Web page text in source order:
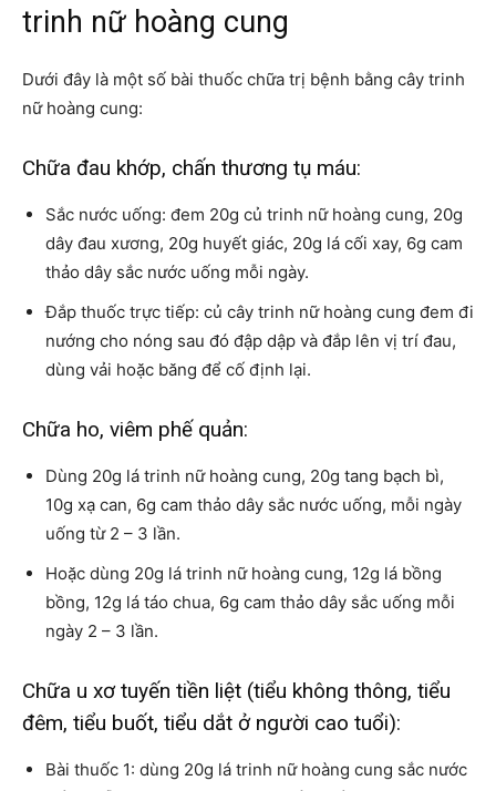
trinh nữ hoàng cung
Dưới đây là một số bài thuốc chữa trị bệnh bằng cây trinh
nữ hoàng cung:
Chữa đau khớp, chấn thương tụ máu:
Sắc nước uống: đem 20g củ trinh nữ hoàng cung, 20g
dây đau xương, 20g huyết giác, 20g lá cối xay, 6g cam
thảo dây sắc nước uống mỗi ngày.
Đắp thuốc trực tiếp: củ cây trinh nữ hoàng cung đem đi
nướng cho nóng sau đó đập dập và đắp lên vị trí đau,
dùng vải hoặc băng để cố định lại.
Chữa ho, viêm phế quản:
Dùng 20g lá trinh nữ hoàng cung, 20g tang bạch bì,
10g xạ can, 6g cam thảo dây sắc nước uống, mỗi ngày
uống từ 2 – 3 lần.
Hoặc dùng 20g lá trinh nữ hoàng cung, 12g lá bồng
bồng, 12g lá táo chua, 6g cam thảo dây sắc uống mỗi
ngày 2 – 3 lần.
Chữa u xơ tuyến tiền liệt (tiểu không thông, tiểu
đêm, tiểu buốt, tiểu dắt ở người cao tuổi):
Bài thuốc 1: dùng 20g lá trinh nữ hoàng cung sắc nước